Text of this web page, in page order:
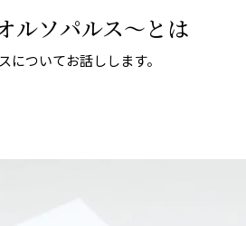
ルソパルス〜とは
についてお話しします。